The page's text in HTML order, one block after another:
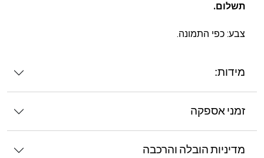
תשלום.
צבע: כפי התמונה.
מידות:
זמני אספקה
מדיניות הובלה והרכבה